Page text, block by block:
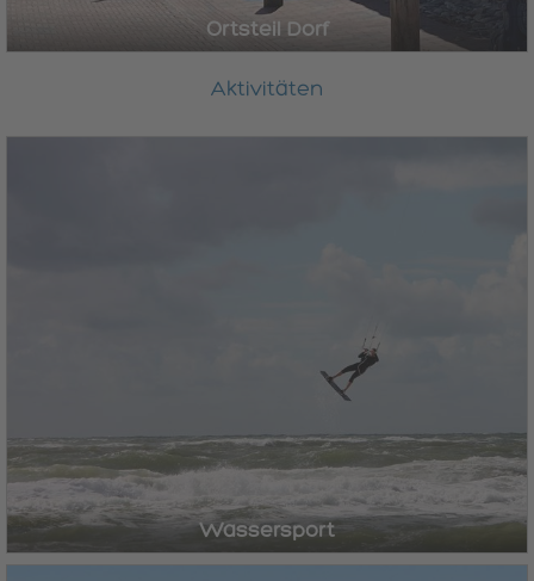
Ortsteil Dorf
Aktivitäten
Wassersport